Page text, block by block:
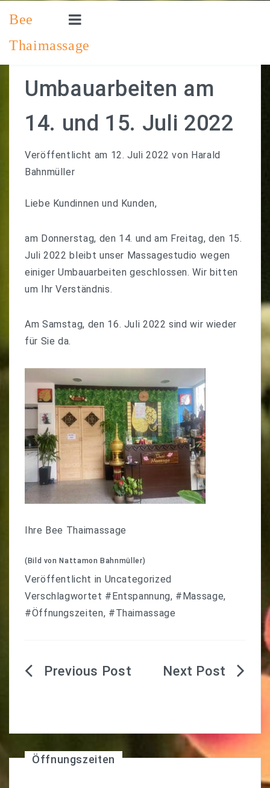
Bee
Thaimassage
IMPRESSUM
EINEN TERMIN VEREINBAREN
Umbauarbeiten am
14. und 15. Juli 2022
Veröffentlicht am 12. Juli 2022 von Harald
Bahnmüller
Liebe Kundinnen und Kunden,
am Donnerstag, den 14. und am Freitag, den 15.
Juli 2022 bleibt unser Massagestudio wegen
einiger Umbauarbeiten geschlossen. Wir bitten
um Ihr Verständnis.
Am Samstag, den 16. Juli 2022 sind wir wieder
für Sie da.
Ihre Bee Thaimassage
(Bild von Nattamon Bahnmüller)
Veröffentlicht in Uncategorized
Verschlagwortet #Entspannung, #Massage,
#Öffnungszeiten, #Thaimassage
Beitragsnavigation
Öffnungszeiten